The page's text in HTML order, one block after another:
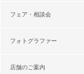
フェア・相談会
フォトグラファー
店舗のご案内